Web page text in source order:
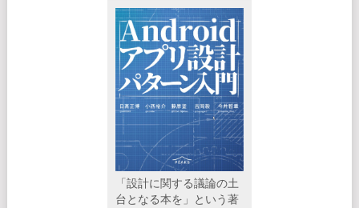
「設計に関する議論の土
台となる本を」という著